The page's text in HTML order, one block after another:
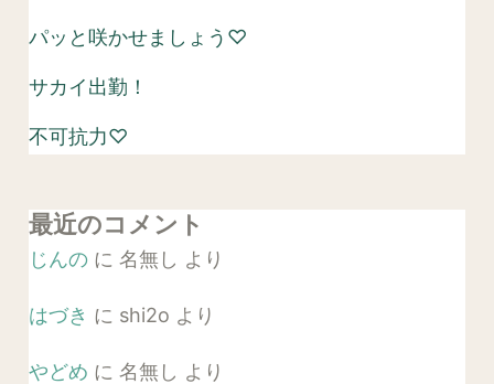
パッと咲かせましょう♡
サカイ出勤！
不可抗力♡
最近のコメント
じんのに 名無し より
はづき に shi2o より
やどめ に 名無し より